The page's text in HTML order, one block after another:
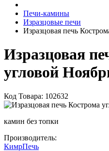
Печи-камины
Изразцовые печи
Изразцовая печь
Изразцовая
угловой
Код Товара: 102632
камин без топки
Производитель:
КимрПечь